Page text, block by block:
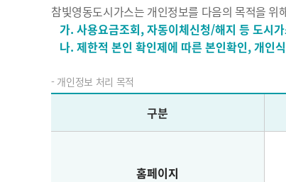
참빛영동도시가스는 개인정보를 다음의 목적을
가. 사용요금조회, 자동이체신청/해지 등 도시
나. 제한적 본인 확인제에 따른 본인확인, 개인
- 개인정보 처리 목적
구분
홈페이지